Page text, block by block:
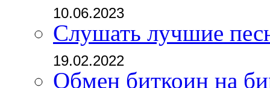
10.06.2023
Слушать лучшие
19.02.2022
Обмен биткоин на